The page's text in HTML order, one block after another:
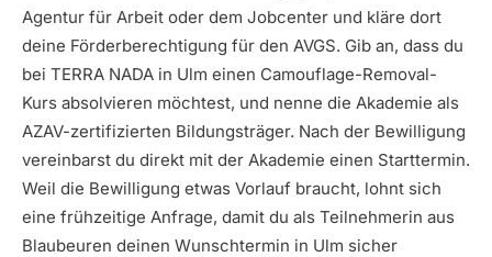
Agentur für Arbeit oder dem Jobcenter und kläre dort
deine Förderberechtigung für den AVGS. Gib an, dass du
bei TERRA NADA in Ulm einen Camouflage-Removal-
Kurs absolvieren möchtest, und nenne die Akademie als
AZAV-zertifizierten Bildungsträger. Nach der Bewilligung
vereinbarst du direkt mit der Akademie einen Starttermin.
Weil die Bewilligung etwas Vorlauf braucht, lohnt sich
eine frühzeitige Anfrage, damit du als Teilnehmerin aus
Blaubeuren deinen Wunschtermin in Ulm sicher